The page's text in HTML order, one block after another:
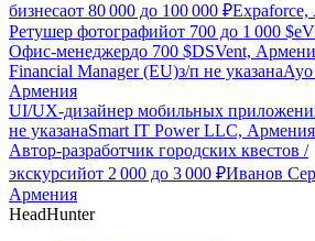
бизнесаот 80 000 до 100 000 ₽
Ретушер фотографийот 700 до 1 000 $
Офис-менеджердо 700 $DSVent,
Financial Manager (EU)з/п не указанаAyo
Армения
UI/UX-дизайнер мобильных
не указанаSmart IT Power LLC, Армения
Автор-разработчик городских квестов /
экскурсийот 2 000 до 3 000 ₽Иванов
Армения
HeadHunter